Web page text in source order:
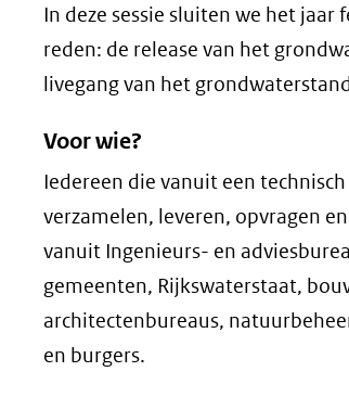
In deze sessie sluiten we het jaar
reden: de release van het
livegang van het
Voor wie?
Iedereen die vanuit een
verzamelen, leveren, opvragen
vanuit Ingenieurs- en
gemeenten, Rijkswaterstaat,
architectenbureaus,
en burgers.